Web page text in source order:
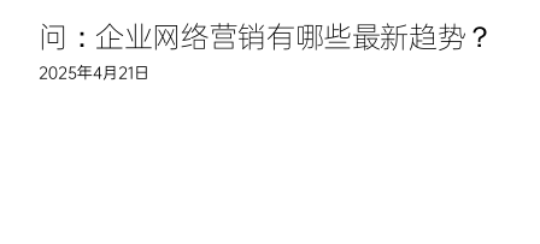
问：企业网络营销有哪些最新趋势？
2025年4月21日